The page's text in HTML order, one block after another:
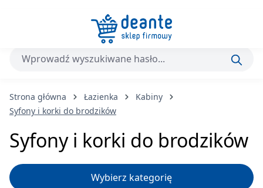
Przejdź do głównej zawartości
Strona główna Łazienka
Kabiny
Syfony i korki do brodzików
Syfony i korki do brodzików
Wybierz kategorię